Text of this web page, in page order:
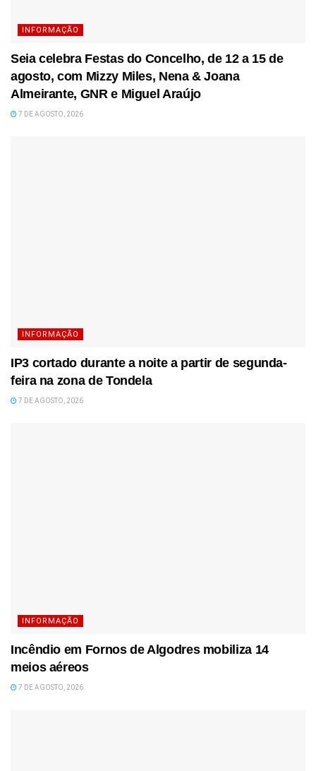
INFORMAÇÃO
Seia celebra Festas do Concelho, de 12 a 15 de
agosto, com Mizzy Miles, Nena & Joana
Almeirante, GNR e Miguel Araújo
7 DE AGOSTO, 2026
INFORMAÇÃO
IP3 cortado durante a noite a partir de segunda-
feira na zona de Tondela
7 DE AGOSTO, 2026
INFORMAÇÃO
Incêndio em Fornos de Algodres mobiliza 14
meios aéreos
7 DE AGOSTO, 2026